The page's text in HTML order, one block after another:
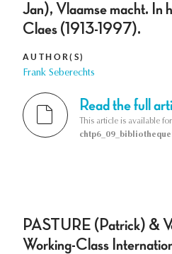
Jan), Vlaamse macht. In
Claes (1913-1997).
AUTHOR(S)
Frank Seberechts
Read the full
This article is available
PASTURE (Patrick) &
Working-Class